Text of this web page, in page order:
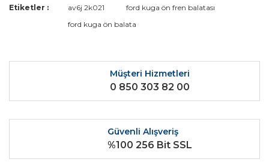
Bu ürüne ilk yorumu siz yapın!
Yorum Yaz
Bu ürünün fiyat bilgisi, resim, ürün açıklamalarında ve diğer
kullanarak tarafımıza iletebilirsiniz.
Ürün resmi kalitesiz, bozuk veya görüntülenemiyor.
Ürün açıklamasında eksik bilgiler bulunuyor.
Ürün bilgilerinde hatalar bulunuyor.
Ürün fiyatı diğer sitelerden daha pahalı.
Bu ürüne benzer farklı alternatifler olmalı.
Etiketler : av6j 2k021
ford kuga ön fren balatası
ford kuga ön balata
Müşteri Hizmetleri
0 850 303 82 00
Güvenli Alışveriş
%100 256 Bit SSL